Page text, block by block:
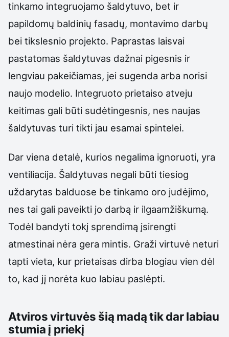
tinkamo integruojamo šaldytuvo, bet ir
papildomų baldinių fasadų, montavimo darbų
bei tikslesnio projekto. Paprastas laisvai
pastatomas šaldytuvas dažnai pigesnis ir
lengviau pakeičiamas, jei sugenda arba norisi
naujo modelio. Integruoto prietaiso atveju
keitimas gali būti sudėtingesnis, nes naujas
šaldytuvas turi tikti jau esamai spintelei.
Dar viena detalė, kurios negalima ignoruoti, yra
ventiliacija. Šaldytuvas negali būti tiesiog
uždarytas balduose be tinkamo oro judėjimo,
nes tai gali paveikti jo darbą ir ilgaamžiškumą.
Todėl bandyti tokį sprendimą įsirengti
atmestinai nėra gera mintis. Graži virtuvė neturi
tapti vieta, kur prietaisas dirba blogiau vien dėl
to, kad jį norėta kuo labiau paslėpti.
Atviros virtuvės šią madą tik dar labiau
stumia į priekį